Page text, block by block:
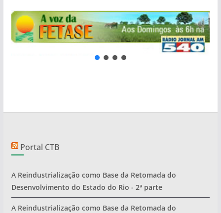
Portal CTB
A Reindustrialização como Base da Retomada do
Desenvolvimento do Estado do Rio - 2ª parte
A Reindustrialização como Base da Retomada do